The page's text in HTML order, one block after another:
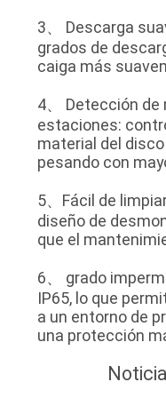
3、 Descarga
grados de
caiga más
4、 Detección de
estaciones:
material del
pesando con
5、Fácil de
diseño de
que el
6、 grado
IP65, lo que
a un entorno de
una protección